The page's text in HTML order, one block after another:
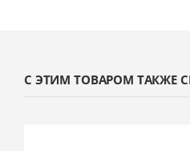
С ЭТИМ ТОВАРОМ ТАКЖЕ